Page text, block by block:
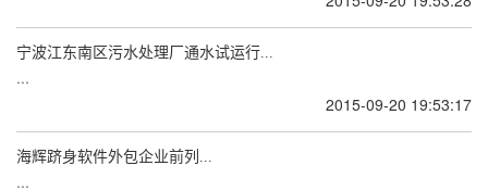
宁波江东南区污水处理厂通水试运行...
...
2015-09-20 19:53:17
海辉跻身软件外包企业前列...
...